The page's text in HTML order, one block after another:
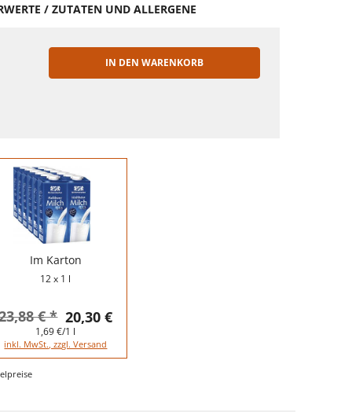
/ ZUTATEN UND ALLERGENE
IN DEN WARENKORB
Im Karton
12 x 1 l
20,30 €
€ *
1,69 €/1 l
inkl. MwSt., zzgl. Versand